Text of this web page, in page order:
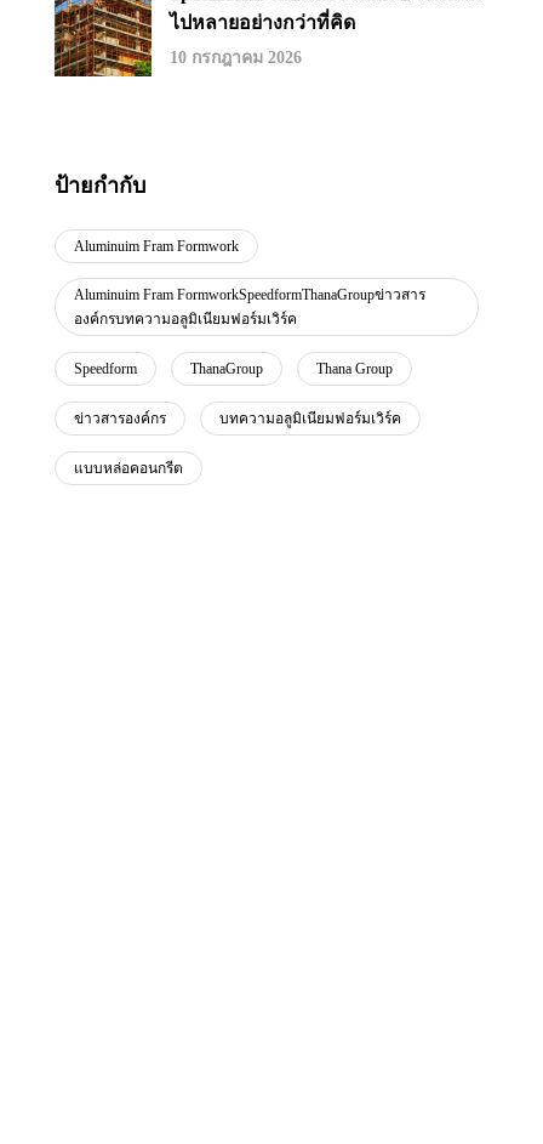
ไปหลายอย่างกว่าที่คิด
10 กรกฎาคม 2026
ป้ายกำกับ
Aluminuim Fram Formwork
Aluminuim Fram FormworkSpeedformThanaGroupข่าวสาร
องค์กรบทความอลูมิเนียมฟอร์มเวิร์ค
Speedform ThanaGroup Thana Group
ข่าวสารองค์กร บทความอลูมิเนียมฟอร์มเวิร์ค
แบบหล่อคอนกรีต